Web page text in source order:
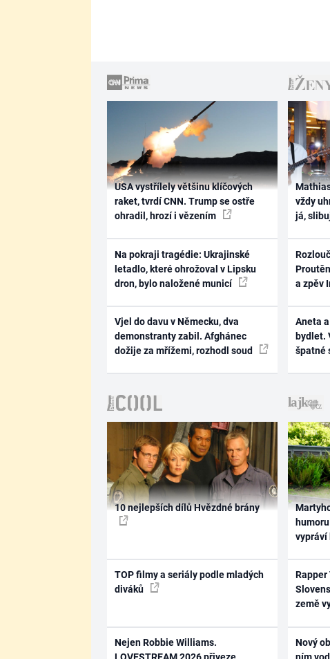
USA vystřílely většinu klíčových
raket, tvrdí CNN. Trump se ostře
ohradil, hrozí i vězením
Na pokraji tragédie: Ukrajinské
letadlo, které ohrožoval v Lipsku
dron, bylo naložené municí
Vjel do davu v Německu, dva
demonstranty zabil. Afghánec
dožije za mřížemi, rozhodl soud
vždy
já,
a zpěv
Aneta
bydlet.
špatné
10 nejlepších dílů Hvězdné brány
TOP filmy a seriály podle mladých
diváků
Nejen Robbie Williams.
LOVESTREAM 2026 přiveze
vypráví
země
Nový
ním